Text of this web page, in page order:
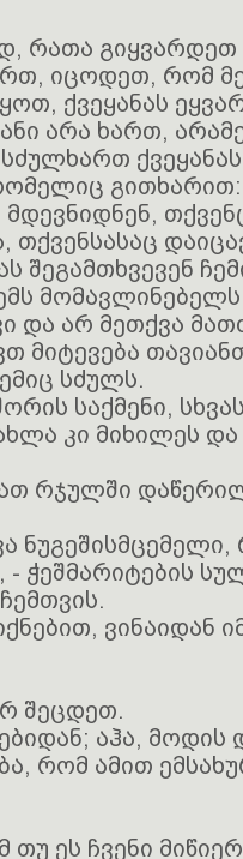
რათა
იცოდეთ, რომ
ქვეყანას
არა ხართ,
თქვენსასაც
შეგამთხვევენ
და არ მეთქვა
მიტევება
სძულს.
საქმენი,
კი მიხილეს
რჯულში
- ჭეშმარიტების
ვინაიდან
შეცდეთ.
აჰა,
რომ ამით
ეს ჩვენი